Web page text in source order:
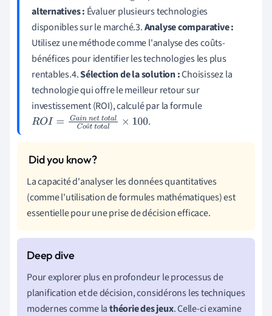
alternatives : Évaluer plusieurs technologies
disponibles sur le marché.3.Analyse comparative :
Utilisez une méthode comme l'analyse des coûts-
bénéfices pour identifier les technologies les plus
rentables.4.Sélection de la solution :Choisissez la
technologie qui offre le meilleur retour sur
investissement (ROI), calculé par la formule
û
ROI=G ainnettotalCoû to tal×.
La capacité d'analyser les données quantitatives
(comme l'utilisation de formules mathématiques) est
essentielle pour une prise de décision efficace.
Pour explorer plus en profondeur le processus de
planification et de décision, considérons les techniques
modernes comme lathéorie des jeux. Celle-ci examine